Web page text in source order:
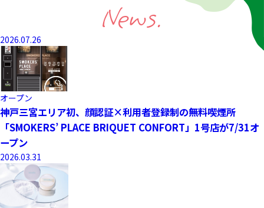
News.
2026.07.26
オープン
神戸三宮エリア初、顔認証×利用者登録制の無料喫煙所
「SMOKERS’ PLACE BRIQUET CONFORT」1号店が7/31オ
ープン
2026.03.31